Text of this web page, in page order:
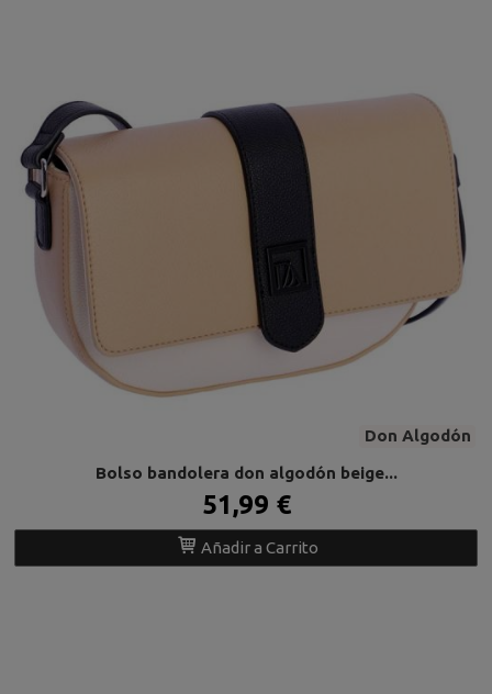
Don Algodón
Bolso bandolera don algodón beige...
51,99 €
Añadir a Carrito